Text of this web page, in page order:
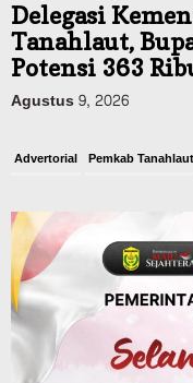
Delegasi
Tanahlaut,
Potensi 363
Agustus 9, 2026
Advertorial Pemkab Tanahlaut
2026, Bidik
Rencanakan
Agustus 9, 2026
Sosial & Keagamaan